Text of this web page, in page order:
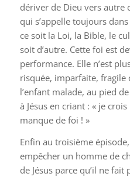
dériver de Dieu vers autre
qui s’appelle toujours
ce soit la Loi, la Bible, le
soit d’autre. Cette foi est
performance. Elle n’est
risquée, imparfaite, fragile
l’enfant malade, au pied
à Jésus en criant : « je
manque de foi ! »
Enfin au troisième
empêcher un homme de
de Jésus parce qu’il ne